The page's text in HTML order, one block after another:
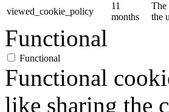
viewed_cookie_policy
11
months
The
the
Functional
Functional
Functional
like sharing the